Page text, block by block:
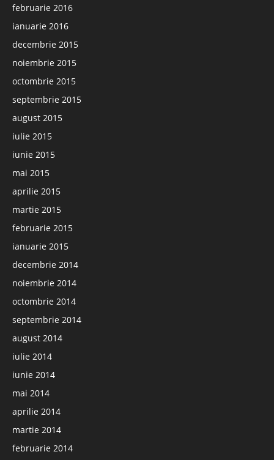
februarie 2016
ianuarie 2016
decembrie 2015
noiembrie 2015
octombrie 2015
septembrie 2015
august 2015
iulie 2015
iunie 2015
mai 2015
aprilie 2015
martie 2015
februarie 2015
ianuarie 2015
decembrie 2014
noiembrie 2014
octombrie 2014
septembrie 2014
august 2014
iulie 2014
iunie 2014
mai 2014
aprilie 2014
martie 2014
februarie 2014